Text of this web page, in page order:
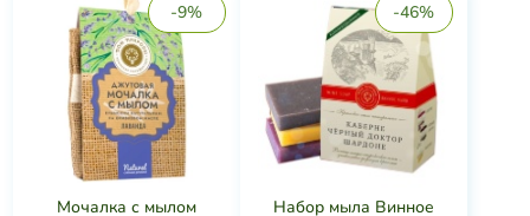
-9%
Мочалка с мылом
-46%
Набор мыла Винное